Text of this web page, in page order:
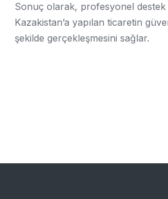
Sonuç olarak, profesyonel destek
Kazakistan’a yapılan ticaretin
şekilde gerçekleşmesini sağlar.